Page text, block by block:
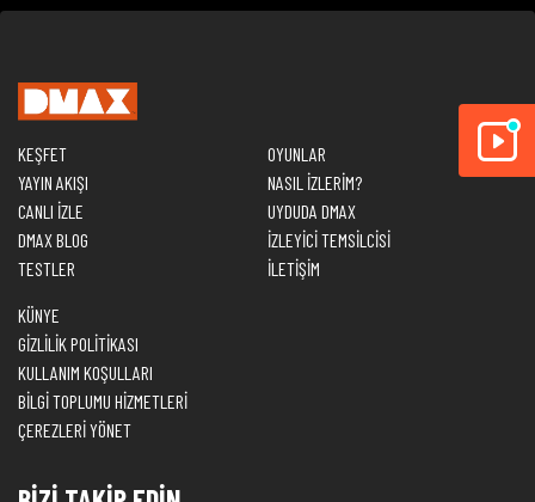
KEŞFET
YAYIN AKIŞI
CANLI İZLE
DMAX BLOG
TESTLER
OYUNLAR
NASIL İZLERİM?
UYDUDA DMAX
İZLEYİCİ TEMSİLCİSİ
İLETİŞİM
KÜNYE
GİZLİLİK POLİTİKASI
KULLANIM KOŞULLARI
BİLGİ TOPLUMU HİZMETLERİ
ÇEREZLERİ YÖNET